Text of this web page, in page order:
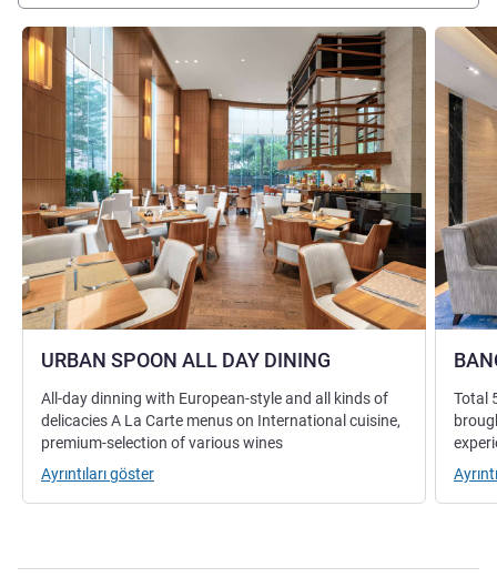
URBAN SPOON ALL DAY DINING
Ayrıntıları göster
All-day dinning with European-style and all kinds of
delicacies A La Carte menus on International cuisine,
premium-selection of various wines
Ayrıntıları göster
Total